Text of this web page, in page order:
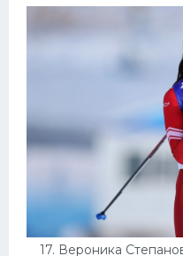
17. Вероника